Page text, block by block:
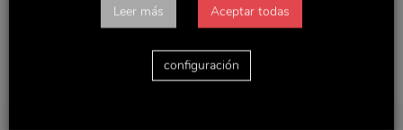
VerVolver a intranet
Leer más Aceptar todas
configuración